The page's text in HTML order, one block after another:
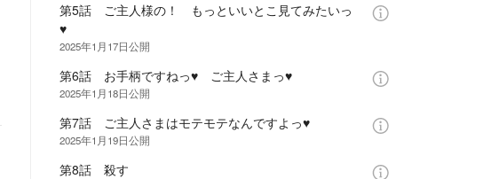
第5話 ご主人様の！ もっといいとこ見てみたいっ
♥
2025年1月17日公開
第6話 お手柄ですねっ♥ ご主人さまっ♥
2025年1月18日公開
第7話 ご主人さまはモテモテなんですよっ♥
2025年1月19日公開
第8話 殺す